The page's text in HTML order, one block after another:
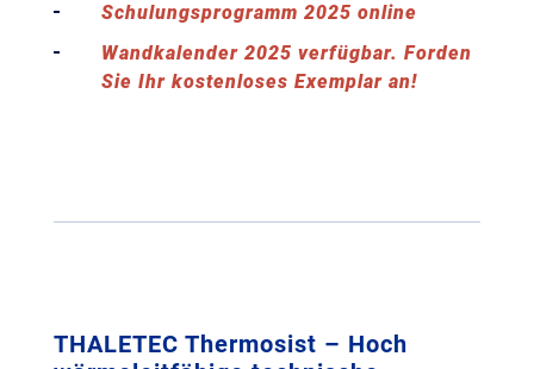
Schulungsprogramm 2025 online
Wandkalender 2025 verfügbar. Forden
Sie Ihr kostenloses Exemplar an!
THALETEC Thermosist – Hoch